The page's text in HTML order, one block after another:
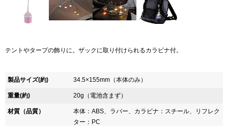
テントやタープの飾りに。ザックに取り付けられるカラビナ付。
製品サイズ(約) 34.5×155mm（本体のみ）
重量(約) 20g（電池含まず）
材質（品質）
本体：ABS、ラバー、カラビナ：スチール、リフレク
ター：PC